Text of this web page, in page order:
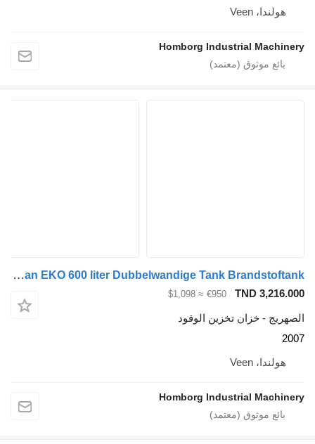
Homborg Industrial
Kiwa IBC Titan EKO 600 liter Dubbelwandige Tank Brandstoftank
TND
€950
≈ $1,098
تخزين الوقود
Homborg Industrial